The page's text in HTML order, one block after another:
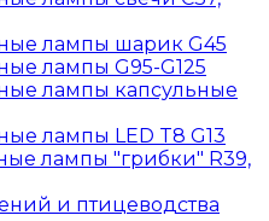
лампы шарик G45
лампы G95-G125
лампы капсульные
лампы LED T8 G13
лампы "грибки" R39,
и птицеводства